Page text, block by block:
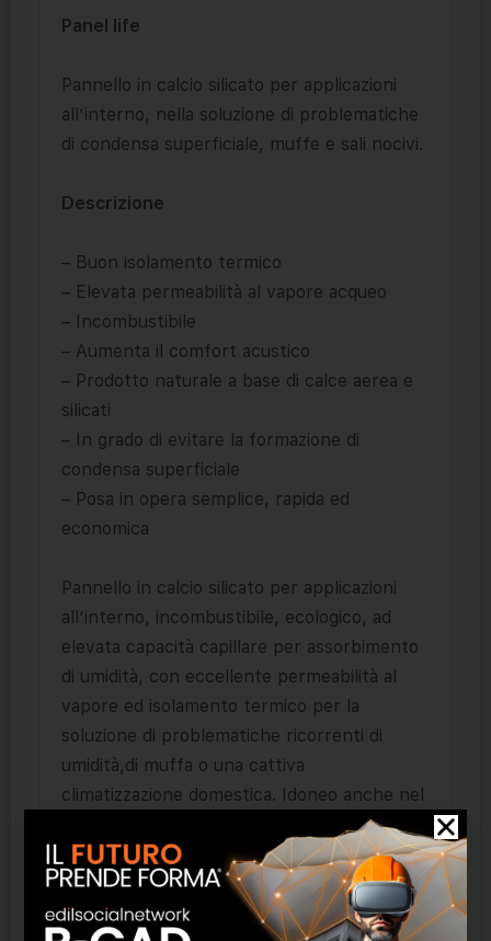
Panel life
Pannello in calcio silicato per applicazioni
all’interno, nella soluzione di problematiche
di condensa superficiale, muffe e sali nocivi.
Descrizione
– Buon isolamento termico
– Elevata permeabilità al vapore acqueo
– Incombustibile
– Aumenta il comfort acustico
– Prodotto naturale a base di calce aerea e
silicati
– In grado di evitare la formazione di
condensa superficiale
– Posa in opera semplice, rapida ed
economica
Pannello in calcio silicato per applicazioni
all’interno, incombustibile, ecologico, ad
elevata capacità capillare per assorbimento
di umidità, con eccellente permeabilità al
vapore ed isolamento termico per la
soluzione di problematiche ricorrenti di
umidità,di muffa o una cattiva
climatizzazione domestica. Idoneo anche nel
risanamento di edifici storici, di condensa
superficiale, muffe e sali nocivi.
Campi di impiego